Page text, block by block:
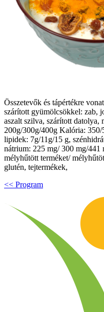
Összetevők és tápértékre
szárított gyümölcsökkel: zab,
aszalt szilva, szárított datolya,
200g/300g/400g Kalória:
lipidek: 7g/11g/15 g,
nátrium: 225 mg/ 300 mg/441
mélyhűtött terméket/
glutén, tejtermékek,
<< Program